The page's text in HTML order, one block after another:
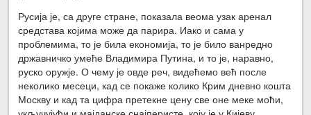
Русија је, са друге стране, показала веома узак аренал
средстава којима може да парира. Иако и сама у
проблемима, то је била економија, то је било ванредно
државничко умеће Владимира Путина, и то је, наравно,
руско оружје. О чему је овде реч, видећемо већ после
неколико месеци, кад се покаже колико Крим дневно кошта
Москву и кад та цифра претекне цену све оне меке моћи,